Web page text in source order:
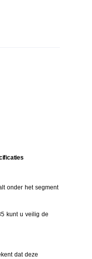
onder het segment
kunt u veilig de
dat deze